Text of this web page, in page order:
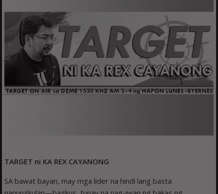
TARGET ni KA REX CAYANONG
SA bawat bayan, may mga lider na hindi lang basta